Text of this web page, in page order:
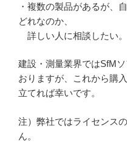
・複数の製品があるが、
どれなのか、
詳しい人に相談したい。
建設・測量業界ではSfM
おりますが、これから購
立てれば幸いです。
注）弊社ではライセンス
ん。